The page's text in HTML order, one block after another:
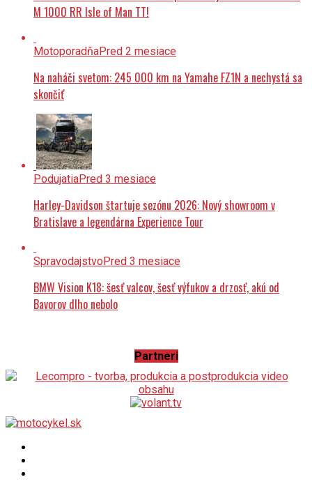
M 1000 RR Isle of Man TT!
MotoporadňaPred 2 mesiace
Na naháči svetom: 245 000 km na Yamahe FZ1N a nechystá sa
skončiť
PodujatiaPred 3 mesiace
Harley-Davidson štartuje sezónu 2026: Nový showroom v
Bratislave a legendárna Experience Tour
SpravodajstvoPred 3 mesiace
BMW Vision K18: šesť valcov, šesť výfukov a drzosť, akú od
Bavorov dlho nebolo
Partneri